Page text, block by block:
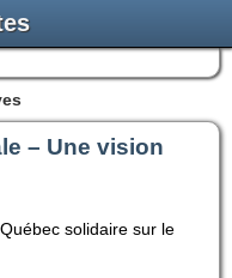
– Une vision
solidaire sur le